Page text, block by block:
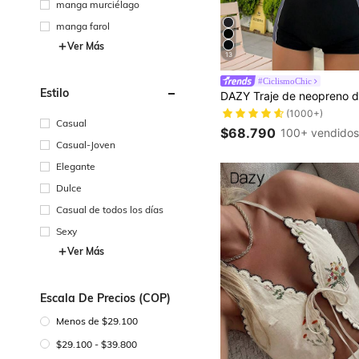
manga murciélago
manga farol
Ver Más
Estilo
Casual
Casual-Joven
Elegante
Dulce
Casual de todos los días
Sexy
Ver Más
Escala De Precios (COP)
Menos de $29.100
$29.100 - $39.800
13
#CiclismoChic
(1000+)
$68.790 100+ vendidos